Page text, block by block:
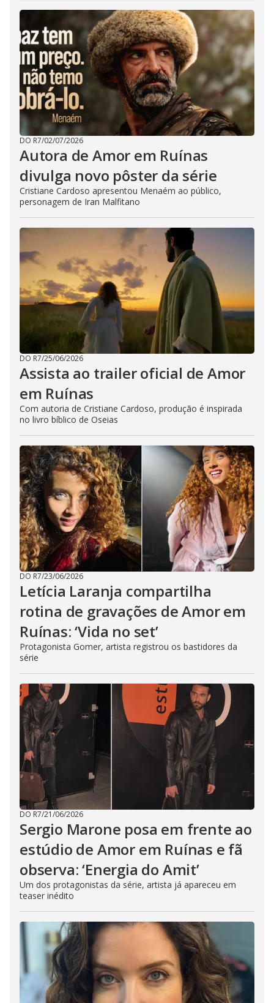
DO R7/02/07/2026
Autora de Amor em Ruínas
divulga novo pôster da série
Cristiane Cardoso apresentou Menaém ao público,
personagem de Iran Malfitano
DO R7/25/06/2026
Assista ao trailer oficial de Amor
em Ruínas
Com autoria de Cristiane Cardoso, produção é inspirada
no livro bíblico de Oseias
DO R7/23/06/2026
Letícia Laranja compartilha
rotina de gravações de Amor em
Ruínas: ‘Vida no set’
Protagonista Gomer, artista registrou os bastidores da
série
DO R7/21/06/2026
Sergio Marone posa em frente ao
estúdio de Amor em Ruínas e fã
observa: ‘Energia do Amit’
Um dos protagonistas da série, artista já apareceu em
teaser inédito